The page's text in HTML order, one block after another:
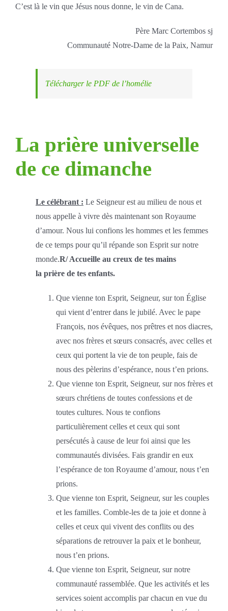
C’est là le vin que Jésus nous donne, le vin de Cana.
Père Marc Cortembos sj
Communauté Notre-Dame de la Paix, Namur
Télécharger le PDF de l’homélie
La prière universelle
de ce dimanche
Le célébrant : Le Seigneur est au milieu de nous et
nous appelle à vivre dès maintenant son Royaume
d’amour. Nous lui confions les hommes et les femmes
de ce temps pour qu’il répande son Esprit sur notre
monde.R/ Accueille au creux de tes mains
la prière de tes enfants.
Que vienne ton Esprit, Seigneur, sur ton Église
qui vient d’entrer dans le jubilé. Avec le pape
François, nos évêques, nos prêtres et nos diacres,
avec nos frères et sœurs consacrés, avec celles et
ceux qui portent la vie de ton peuple, fais de
nous des pèlerins d’espérance, nous t’en prions.
Que vienne ton Esprit, Seigneur, sur nos frères et
sœurs chrétiens de toutes confessions et de
toutes cultures. Nous te confions
particulièrement celles et ceux qui sont
persécutés à cause de leur foi ainsi que les
communautés divisées. Fais grandir en eux
l’espérance de ton Royaume d’amour, nous t’en
prions.
Que vienne ton Esprit, Seigneur, sur les couples
et les familles. Comble-les de ta joie et donne à
celles et ceux qui vivent des conflits ou des
séparations de retrouver la paix et le bonheur,
nous t’en prions.
Que vienne ton Esprit, Seigneur, sur notre
communauté rassemblée. Que les activités et les
services soient accomplis par chacun en vue du